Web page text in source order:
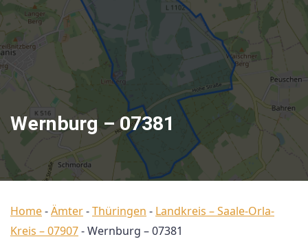
Wernburg – 07381
Home-Ämter-Thüringen - Landkreis – Saale-Orla-
Kreis – 07907-Wernburg – 07381